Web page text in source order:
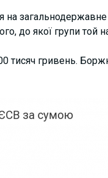
загальнодержавне
до якої групи той
тисяч гривень.